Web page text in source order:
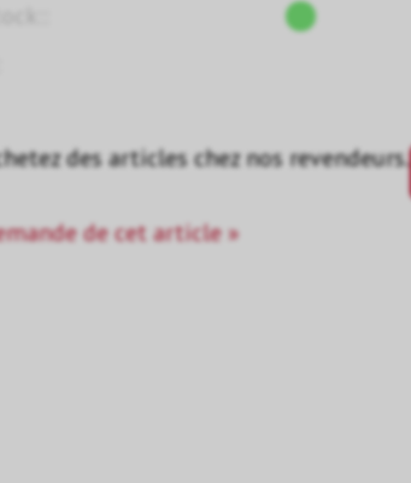
des articles chez nos revendeurs.
de cet article »